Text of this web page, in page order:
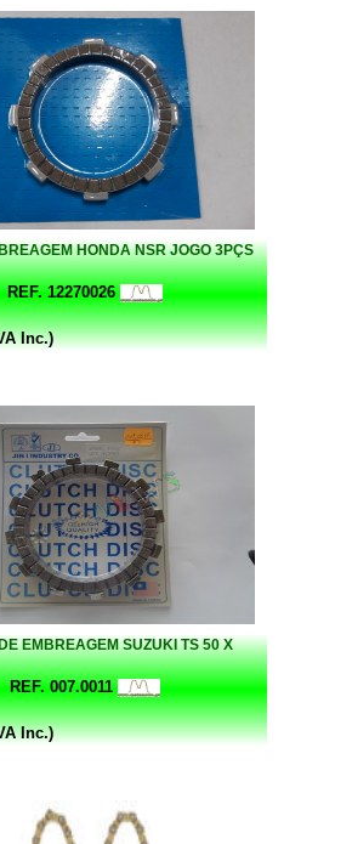
HONDA NSR JOGO 3PÇS
REF. 12270026
Inc.)
EMBREAGEM SUZUKI TS 50 X
REF. 007.0011
Inc.)